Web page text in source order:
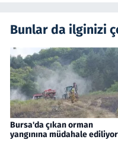
Bunlar da ilginizi
Bursa'da çıkan orman
yangınına müdahale ediliyor